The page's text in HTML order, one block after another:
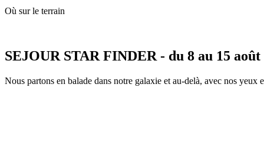
Où sur le terrain
SEJOUR STAR FINDER - du 8 au 15 août
Nous partons en balade dans notre galaxie et au-delà, avec nos